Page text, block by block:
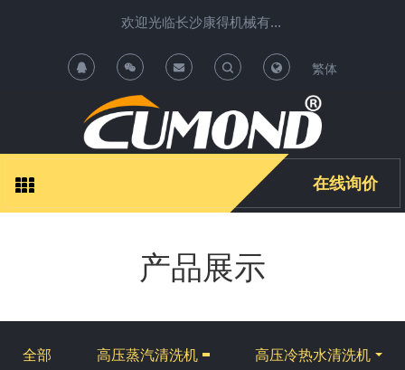
欢迎光临长沙康得机械有限公司清洗机项目运营中心 !
T
o
g
g
l
T
o
g
g
S
繁体
在线询价
产品展示
全部 高压蒸汽清洗机 高压冷热水清洗机